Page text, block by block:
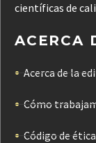
científicas de
ACERCA
Acerca de la
Cómo
Código de ética